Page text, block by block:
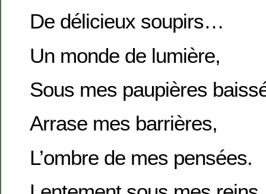
De délicieux soupirs…
Un monde de lumière,
Sous mes paupières
Arrase mes barrières,
L’ombre de mes pensées.